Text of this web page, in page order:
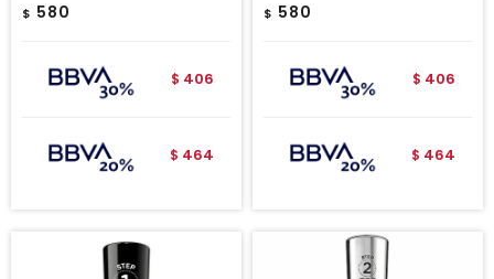
$ 580
$ 406
$ 464
$ 580
$ 406
$ 464